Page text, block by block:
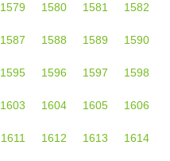
1579 1580 1581 1582
1587 1588 1589 1590
1595 1596 1597 1598
1603 1604 1605 1606
1611 1612 1613 1614